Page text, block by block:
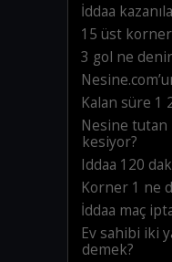
İddaa
15 üst
3 gol ne
Kalan süre 1
Nesine tutan
kesiyor?
Iddaa 120
Korner 1 ne
İddaa maç
Ev sahibi iki
demek?